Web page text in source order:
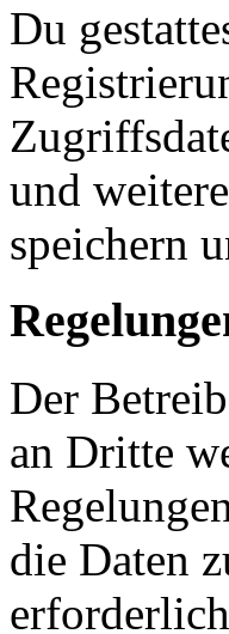
Du
und
speichern
Der
an Dritte
die Daten